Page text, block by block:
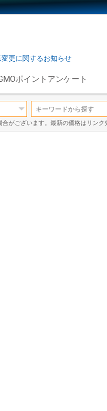
更に関するお知らせ
ポイントアンケート
がございます。最新の価格はリンク